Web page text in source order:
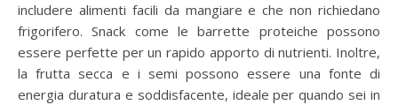
includere alimenti facili da mangiare e che non richiedano
frigorifero. Snack come le barrette proteiche possono
essere perfette per un rapido apporto di nutrienti. Inoltre,
la frutta secca e i semi possono essere una fonte di
energia duratura e soddisfacente, ideale per quando sei in